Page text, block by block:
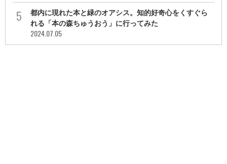
都内に現れた本と緑のオアシス。知的好奇心をくすぐら
れる「本の森ちゅうおう」に行ってみた
2024.07.05